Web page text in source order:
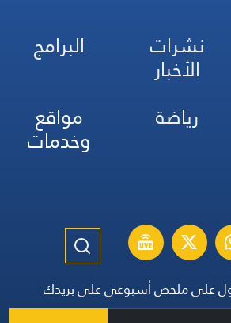
نشرات
الأخبار
البرامج
رياضة مواقع
وخدمات
على ملخص أسبوعي على بريدك